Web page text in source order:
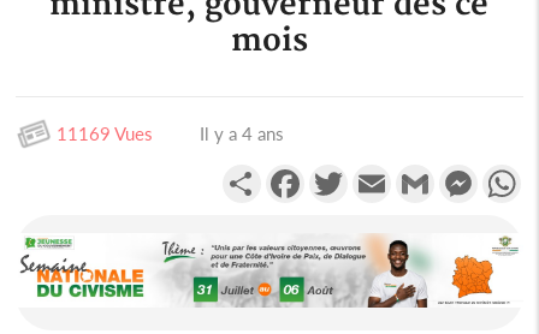
mois
11169 Vues Il y a 4 ans
PartagerFacebookTwitterEmail Gmail